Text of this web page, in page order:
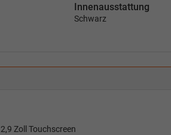
Innenausstattung
Schwarz
Zoll Touchscreen